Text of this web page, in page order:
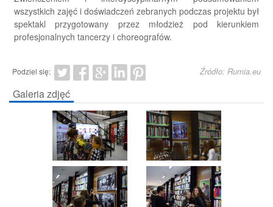
wszystkich zajęć i doświadczeń zebranych podczas projektu był
spektakl przygotowany przez młodzież pod kierunkiem
profesjonalnych tancerzy i choreografów.
Podziel się: Źródło: Rumia.eu
Galeria zdjęć